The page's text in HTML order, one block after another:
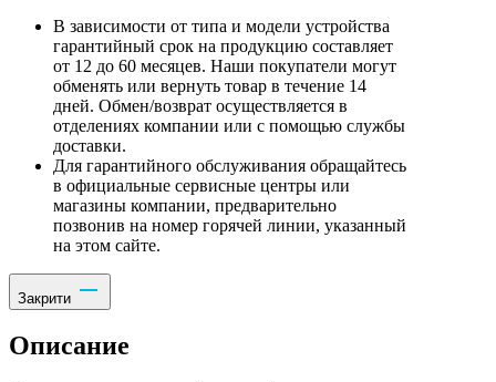
В зависимости от типа и модели устройства
гарантийный срок на продукцию составляет
от 12 до 60 месяцев. Наши покупатели могут
обменять или вернуть товар в течение 14
дней. Обмен/возврат осуществляется в
отделениях компании или с помощью службы
доставки.
Для гарантийного обслуживания обращайтесь
в официальные сервисные центры или
магазины компании, предварительно
позвонив на номер горячей линии, указанный
на этом сайте.
Закрити
Описание